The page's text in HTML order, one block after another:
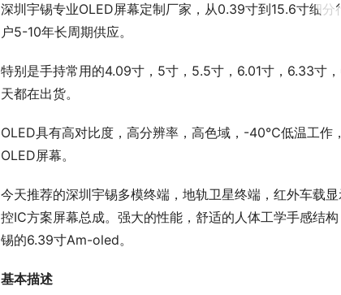
深圳宇锡专业OLED屏幕定制厂家，从0.39寸到15.6寸细
户5-10年长周期供应。
特别是手持常用的4.09寸，5寸，5.5寸，6.01寸，6.33寸
天都在出货。
OLED具有高对比度，高分辨率，高色域，-40℃低温工作
OLED屏幕。
今天推荐的深圳宇锡多模终端，地轨卫星终端，红外车载
控IC方案屏幕总成。强大的性能，舒适的人体工学手感结
锡的6.39寸Am-oled。
基本描述